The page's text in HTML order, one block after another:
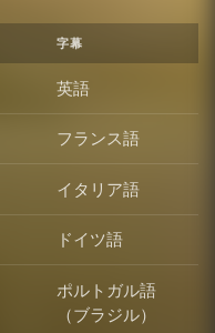
字幕
英語
フランス語
イタリア語
ドイツ語
ブラジル）
ポルトガル語
（ブラジル）